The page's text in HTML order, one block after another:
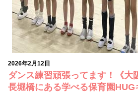
2026年2月12日
ダンス練習頑張ってます！《大
長堀橋にある学べる保育園